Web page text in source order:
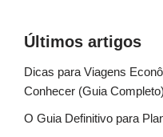
Últimos artigos
Dicas para Viagens
Conhecer (Guia Completo)
O Guia Definitivo para